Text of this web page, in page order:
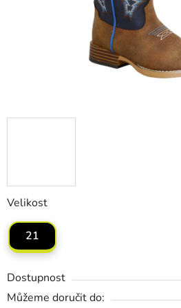
Velikost
21
Dostupnost
Můžeme doručit do: